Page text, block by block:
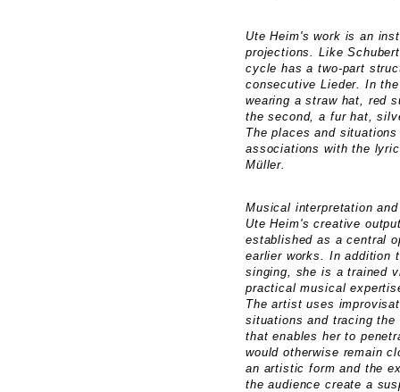
Ute Heim's work is an
projections. Like
cycle has a two-part
consecutive Lieder. In
wearing a straw hat, red
the second, a fur hat,
The places and
associations with the
Müller.
Musical interpretation
Ute Heim's creative
established as a central
earlier works. In addition
singing, she is a trained
practical musical
The artist uses
situations and tracing
that enables her to
would otherwise remain
an artistic form and the
the audience create a